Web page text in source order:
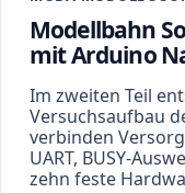
Modellbahn
mit Arduino
Im zweiten Teil
Versuchsaufbau
verbinden
UART, BUSY-
zehn feste